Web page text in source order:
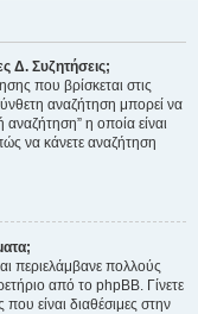
Δ. Συζητήσεις;
που βρίσκεται στις
αναζήτηση μπορεί να
η οποία είναι
να κάνετε αναζήτηση
περιελάμβανε πολλούς
από το phpBB. Γίνετε
που είναι διαθέσιμες στην